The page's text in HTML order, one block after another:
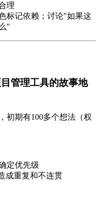
理
标记依赖；讨论"如果这
"
管理工具的故事地
初期有100多个想法（权
定优先级
成重复和不连贯